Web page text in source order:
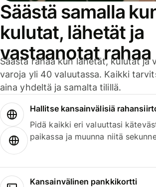
Säästä samalla
kulutat, lähetät ja
vastaanotat rahaa
Säästä rahaa kun lähetät, kulutat ja
varoja yli 40 valuutassa. Kaikki
aina yhdeltä ja samalta tilillä.
Hallitse kansainvälisiä
Pidä kaikki eri valuuttasi
paikassa ja muunna niitä
Kansainvälinen pankkikortti